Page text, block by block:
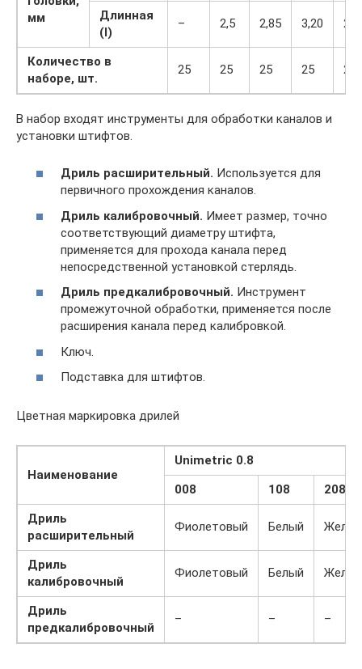
мм
Длинная
(l)
– 2,5 2,85 3,20 2,5
Количество в
наборе, шт.
25 25 25 25 25
В набор входят инструменты для обработки каналов и
установки штифтов.
Дриль расширительный. Используется для
первичного прохождения каналов.
Дриль калибровочный. Имеет размер, точно
соответствующий диаметру штифта,
применяется для прохода канала перед
непосредственной установкой стерлядь.
Дриль предкалибровочный. Инструмент
промежуточной обработки, применяется после
расширения канала перед калибровкой.
Ключ.
Подставка для штифтов.
Цветная маркировка дрилей
Наименование
Unimetric 0.8
008
108
208
Дриль
расширительный
Фиолетовый Белый
Дриль
калибровочный
Фиолетовый Белый
Дриль
предкалибровочный
– – –